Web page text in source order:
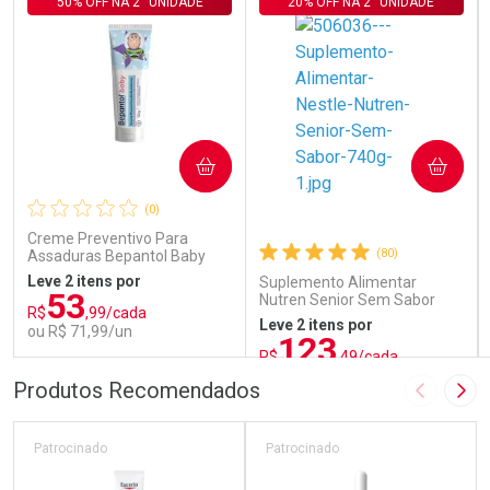
(0)
Creme Preventivo Para
Assaduras Bepantol Baby
Toy Story Personagens
Sortidos 120g
Leve 2 itens por
R$53,99/cada
ou R$ 71,99/un
COMPRAR
FECHAR
FECHAR
Por Menos
(80)
Suplemento Alimentar
Nutren Senior Sem Sabor
740g
Leve 2 itens por
R$123,49/cada
COMPRAR
Por Menos
Produtos Recomendados Imagem
Patrocinado Patrocinado